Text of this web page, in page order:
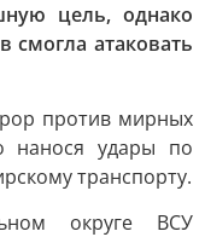
цель, однако
смогла атаковать
против мирных
нанося удары по
транспорту.
округе ВСУ